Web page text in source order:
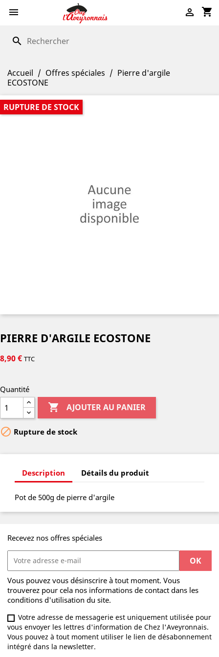
 shopping_cart

search
Accueil Offres spéciales
Pierre d'argile
ECOSTONE
RUPTURE DE STOCK
PIERRE D'ARGILE ECOSTONE
8,90 € TTC
Quantité
 AJOUTER AU PANIER
 Rupture de stock
Description Détails du produit
Pot de 500g de pierre d'argile
Recevez nos offres spéciales
Vous pouvez vous désinscrire à tout moment. Vous
trouverez pour cela nos informations de contact dans les
conditions d'utilisation du site.
Votre adresse de messagerie est uniquement utilisée pour
vous envoyer les lettres d'information de Chez l'Aveyronnais.
Vous pouvez à tout moment utiliser le lien de désabonnement
intégré dans la newsletter.